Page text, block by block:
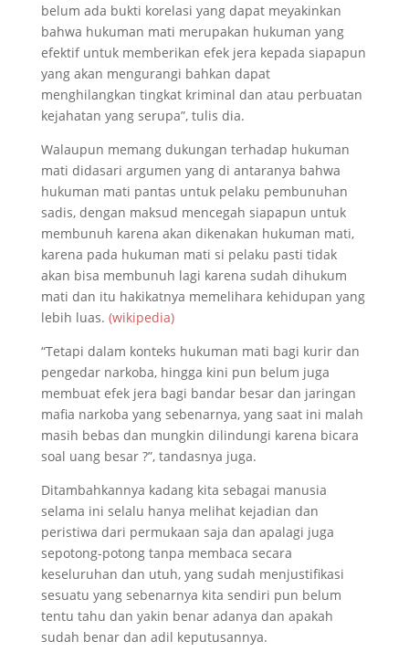
belum ada bukti korelasi yang dapat meyakinkan
bahwa hukuman mati merupakan hukuman yang
efektif untuk memberikan efek jera kepada siapapun
yang akan mengurangi bahkan dapat
menghilangkan tingkat kriminal dan atau perbuatan
kejahatan yang serupa”, tulis dia.
Walaupun memang dukungan terhadap hukuman
mati didasari argumen yang di antaranya bahwa
hukuman mati pantas untuk pelaku pembunuhan
sadis, dengan maksud mencegah siapapun untuk
membunuh karena akan dikenakan hukuman mati,
karena pada hukuman mati si pelaku pasti tidak
akan bisa membunuh lagi karena sudah dihukum
mati dan itu hakikatnya memelihara kehidupan yang
lebih luas. (wikipedia)
“Tetapi dalam konteks hukuman mati bagi kurir dan
pengedar narkoba, hingga kini pun belum juga
membuat efek jera bagi bandar besar dan jaringan
mafia narkoba yang sebenarnya, yang saat ini malah
masih bebas dan mungkin dilindungi karena bicara
soal uang besar ?”, tandasnya juga.
Ditambahkannya kadang kita sebagai manusia
selama ini selalu hanya melihat kejadian dan
peristiwa dari permukaan saja dan apalagi juga
sepotong-potong tanpa membaca secara
keseluruhan dan utuh, yang sudah menjustifikasi
sesuatu yang sebenarnya kita sendiri pun belum
tentu tahu dan yakin benar adanya dan apakah
sudah benar dan adil keputusannya.